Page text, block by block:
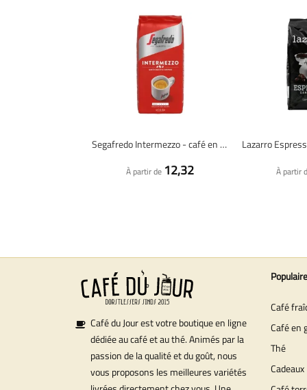
Segafredo Intermezzo - café en grains - 1 kilo
À partir de 12,32 À partir
Café du Jour est votre boutique en ligne
dédiée au café et au thé. Animés par la
passion de la qualité et du goût, nous
vous proposons les meilleures variétés
Populaire
Café
Café en
Thé
Cadeaux